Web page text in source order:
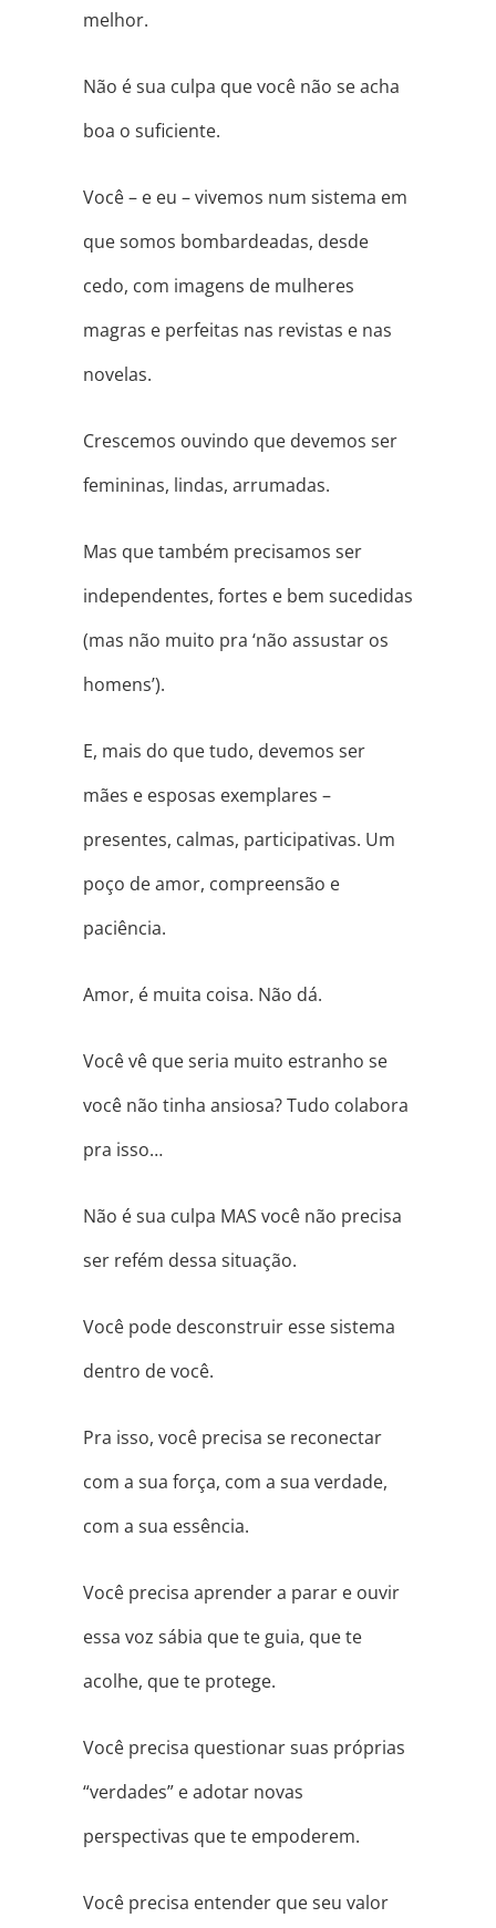
melhor.
Não é sua culpa que você não se acha
boa o suficiente.
Você – e eu – vivemos num sistema em
que somos bombardeadas, desde
cedo, com imagens de mulheres
magras e perfeitas nas revistas e nas
novelas.
Crescemos ouvindo que devemos ser
femininas, lindas, arrumadas.
Mas que também precisamos ser
independentes, fortes e bem sucedidas
(mas não muito pra ‘não assustar os
homens’).
E, mais do que tudo, devemos ser
mães e esposas exemplares –
presentes, calmas, participativas. Um
poço de amor, compreensão e
paciência.
Amor, é muita coisa. Não dá.
Você vê que seria muito estranho se
você não tinha ansiosa? Tudo colabora
pra isso…
Não é sua culpa MAS você não precisa
ser refém dessa situação.
Você pode desconstruir esse sistema
dentro de você.
Pra isso, você precisa se reconectar
com a sua força, com a sua verdade,
com a sua essência.
Você precisa aprender a parar e ouvir
essa voz sábia que te guia, que te
acolhe, que te protege.
Você precisa questionar suas próprias
“verdades” e adotar novas
perspectivas que te empoderem.
Você precisa entender que seu valor